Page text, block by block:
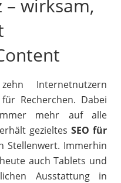
wirksam,
Internetnutzern
Recherchen. Dabei
mehr auf alle
gezieltes SEO für
Stellenwert. Immerhin
auch Tablets und
Ausstattung in